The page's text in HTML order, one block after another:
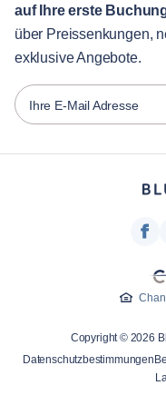
Stadt-Guide
Partner
Vermieter von Möbeln
Vermieter
Franchise-Partner
Português
Español
Français
Türkçe
auf Ihre erste
über Preissenkungen,
exklusive Angebote.
Ihre E-Mail Adresse
Copyright © 2026
Datenschutzbestimmungen